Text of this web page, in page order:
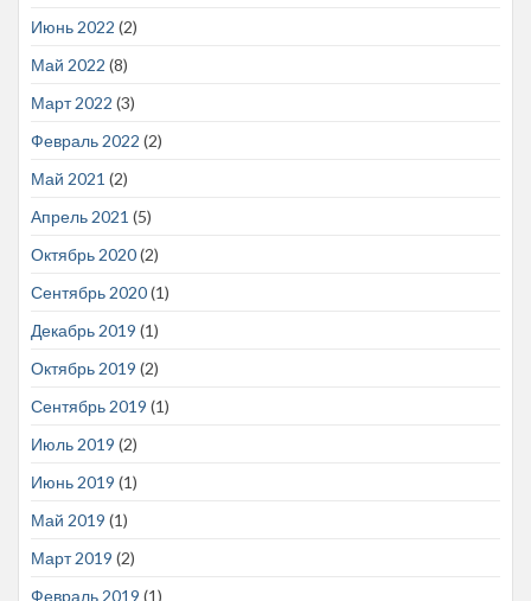
Июнь 2022 (2)
Май 2022 (8)
Март 2022 (3)
Февраль 2022 (2)
Май 2021 (2)
Апрель 2021 (5)
Октябрь 2020(2)
Сентябрь 2020(1)
Декабрь 2019 (1)
Октябрь 2019 (2)
Сентябрь 2019 (1)
Июль 2019 (2)
Июнь 2019 (1)
Май 2019 (1)
Март 2019 (2)
Февраль 2019 (1)